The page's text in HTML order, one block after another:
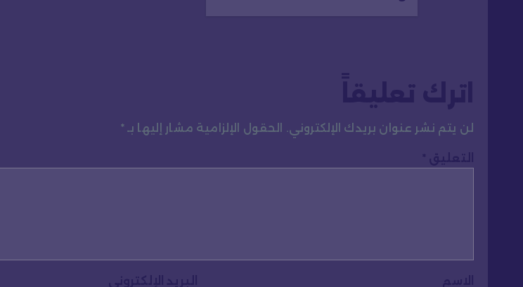
اترك تعليقاً
لن يتم نشر عنوان بريدك الإلكتروني. الحقول الإلزامية مشار إليها بـ*